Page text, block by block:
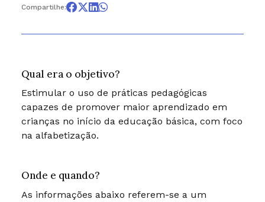
Compartilhe:
Qual era o objetivo?
Estimular o uso de práticas pedagógicas
capazes de promover maior aprendizado em
crianças no início da educação básica, com foco
na alfabetização.
Onde e quando?
As informações abaixo referem-se a um